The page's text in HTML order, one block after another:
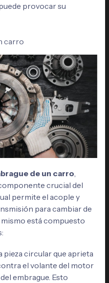
provocar su
carro
de un carro,
crucial del
permite el acople y
para cambiar de
mismo está compuesto
pieza circular que aprieta
el volante del motor
embrague. Esto